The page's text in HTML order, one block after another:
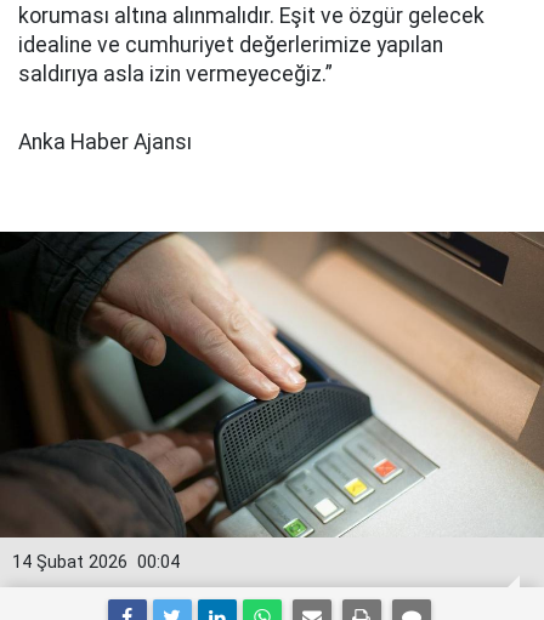
koruması altına alınmalıdır. Eşit ve özgür gelecek
idealine ve cumhuriyet değerlerimize yapılan
saldırıya asla izin vermeyeceğiz.”
Anka Haber Ajansı
00:04
14 Şubat 2026